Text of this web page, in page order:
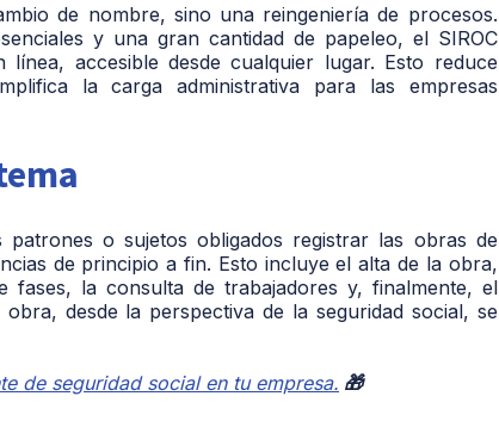
de nombre, sino una reingeniería de procesos.
y una gran cantidad de papeleo, el SIROC
accesible desde cualquier lugar. Esto reduce
la carga administrativa para las empresas
o sujetos obligados registrar las obras de
de principio a fin. Esto incluye el alta de la obra,
fases, la consulta de trabajadores y, finalmente, el
desde la perspectiva de la seguridad social, se
de seguridad social en tu empresa. 🎁